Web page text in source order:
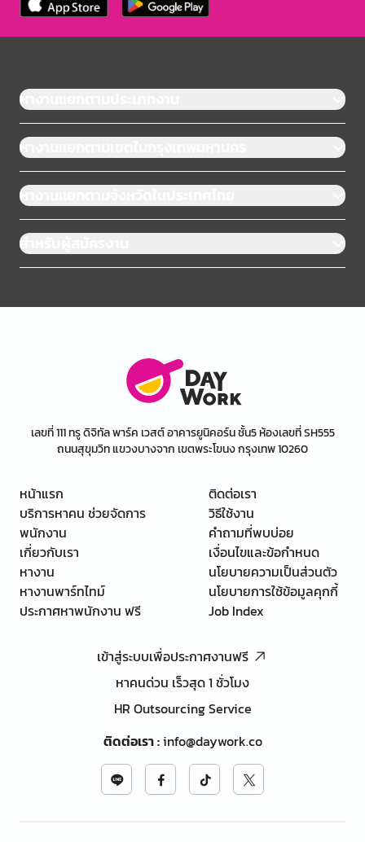
หางานแยกตามประเภทงาน
หางานแยกตามเขตในกรุงเทพมหานคร
หางานแยกตามจังหวัดในประเทศไทย
สำหรับผู้สมัครงาน
เลขที่ 111 ทรู ดิจิทัล พาร์ค เวสต์ อาคารยูนิคอร์น ชั้น5 ห้องเลขที่ SH555
ถนนสุขุมวิท แขวงบางจาก เขตพระโขนง กรุงเทพ 10260
หน้าแรก
บริการหาคน ช่วยจัดการ
พนักงาน
เกี่ยวกับเรา
หางาน
หางานพาร์ทไทม์
ประกาศหาพนักงาน ฟรี
ติดต่อเรา
วิธีใช้งาน
คำถามที่พบบ่อย
เงื่อนไขและข้อกำหนด
นโยบายความเป็นส่วนตัว
นโยบายการใช้ข้อมูลคุกกี้
Job Index
เข้าสู่ระบบเพื่อประกาศงานฟรี
หาคนด่วน เร็วสุด 1 ชั่วโมง
HR Outsourcing Service
ติดต่อเรา:info@daywork.co